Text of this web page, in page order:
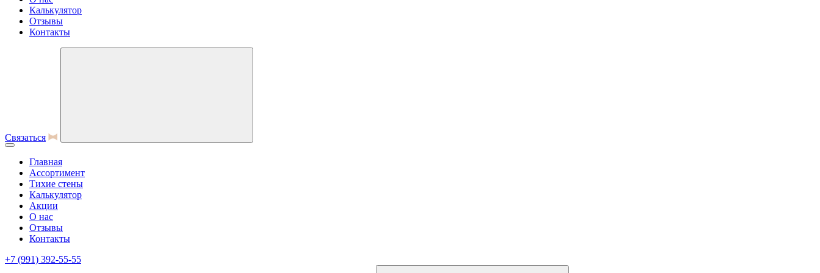
Калькулятор
Отзывы
Контакты
Связаться
Главная
Ассортимент
Тихие стены
Калькулятор
Акции
О нас
Отзывы
Контакты
+7 (991) 392-55-55